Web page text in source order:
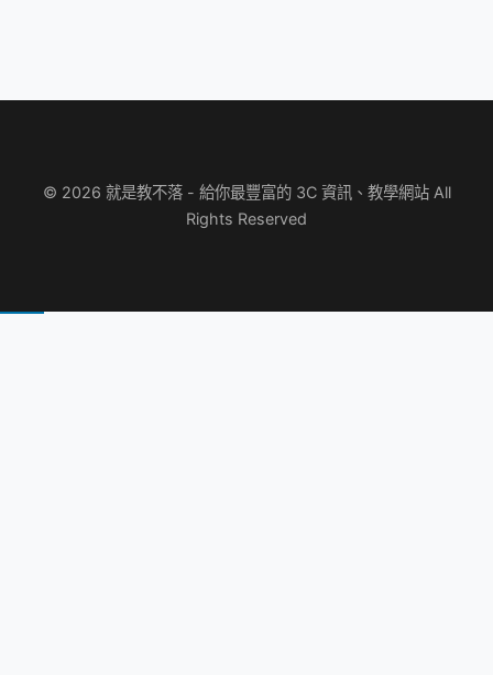
© 2026 就是教不落 - 給你最豐富的 3C 資訊、教學網站 All
Rights Reserved